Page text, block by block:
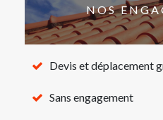
NOS
Devis et déplacement
Sans engagement